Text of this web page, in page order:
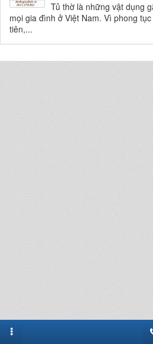
Tủ thờ là những vật dụng
mọi gia đình ở Việt Nam. Vì phong
tiên,...